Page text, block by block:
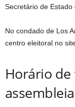
Secretário de Estado
No condado de Los
centro eleitoral no
Horário